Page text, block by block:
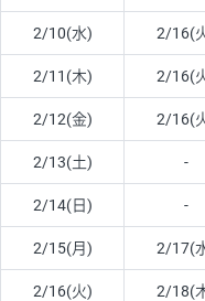
2/10(水) 2/16(
2/11(木) 2/16(
2/12(金) 2/16(
2/13(土) -
2/14(日) -
2/15(月) 2/17(
2/16(火) 2/18(